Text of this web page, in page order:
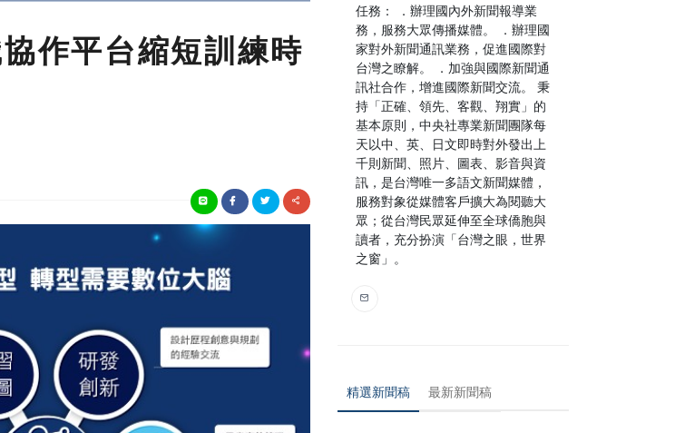
作平台縮短訓練時
任務： ．辦理國內外新聞報導業
務，服務大眾傳播媒體。 ．辦理國
家對外新聞通訊業務，促進國際對
台灣之瞭解。 ．加強與國際新聞通
訊社合作，增進國際新聞交流。 秉
持「正確、領先、客觀、翔實」的
基本原則，中央社專業新聞團隊每
天以中、英、日文即時對外發出上
千則新聞、照片、圖表、影音與資
訊，是台灣唯一多語文新聞媒體，
服務對象從媒體客戶擴大為閱聽大
眾；從台灣民眾延伸至全球僑胞與
讀者，充分扮演「台灣之眼，世界
之窗」。
精選新聞稿 最新新聞稿